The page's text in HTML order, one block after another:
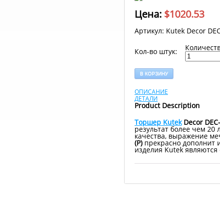
Цена: $1020.53
Артикул: Kutek Decor
Кол-во штук:
В КОРЗИНУ
ОПИСАНИЕ
ДЕТАЛИ
Product Description
Торшер KutekDecor
результат более чем
качества, выражение
(P) прекрасно дополнит
изделия Kutek